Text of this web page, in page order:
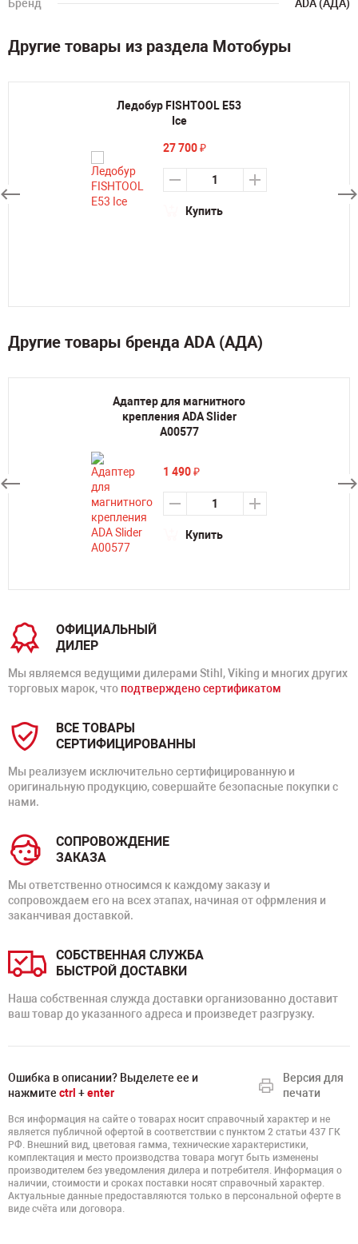
Бренд ADA (АДА)
Другие товары из раздела Мотобуры
Ледобур FISHTOOL E53
Ice
27 700₽
Купить
Другие товары бренда ADA (АДА)
Адаптер для магнитного
крепления ADA Slider
А00577
1 490₽
Купить
ОФИЦИАЛЬНЫЙ
ДИЛЕР
Мы являемся ведущими дилерами Stihl, Viking и многих других
торговых марок, что подтверждено сертификатом
ВСЕ ТОВАРЫ
СЕРТИФИЦИРОВАННЫ
Мы реализуем исключительно сертифицированную и
оригинальную продукцию, совершайте безопасные покупки с
нами.
СОПРОВОЖДЕНИЕ
ЗАКАЗА
Мы ответственно относимся к каждому заказу и
сопровождаем его на всех этапах, начиная от офрмления и
заканчивая доставкой.
СОБСТВЕННАЯ СЛУЖБА
БЫСТРОЙ ДОСТАВКИ
Наша собственная служда доставки организованно доставит
ваш товар до указанного адреса и произведет разгрузку.
Ошибка в описании? Выделете ее и
нажмите ctrl +enter
Версия для
печати
Вся информация на сайте о товарах носит справочный характер и не
является публичной офертой в соответствии с пунктом 2 статьи 437 ГК
РФ. Внешний вид, цветовая гамма, технические характеристики,
комплектация и место производства товара могут быть изменены
производителем без уведомления дилера и потребителя. Информация о
наличии, стоимости и сроках поставки носят справочный характер.
Актуальные данные предоставляются только в персональной оферте в
виде счёта или договора.